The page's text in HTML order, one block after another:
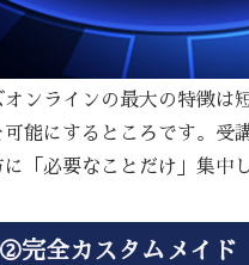
オンラインの最大の特徴は
可能にするところです。受
「必要なことだけ」集中
完全カスタムメイド